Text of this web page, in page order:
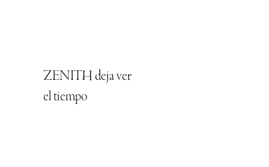
ZENITH deja ver
el tiempo